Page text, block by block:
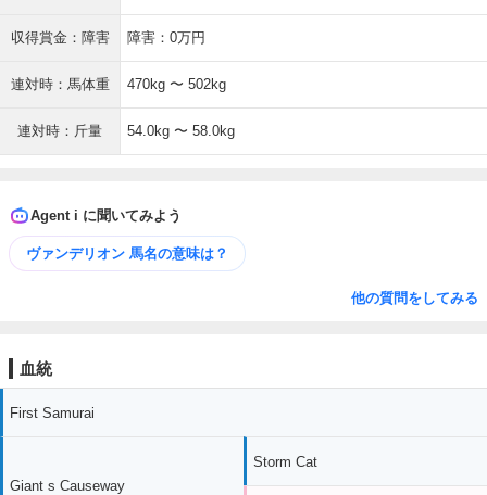
収得賞金：障害 障害：0万円
連対時：馬体重 470kg 〜 502kg
連対時：斤量 54.0kg 〜 58.0kg
Agent i に聞いてみよう
ヴァンデリオン 馬名の意味は？
他の質問をしてみる
血統
First Samurai
Giant s Causeway
Storm Cat